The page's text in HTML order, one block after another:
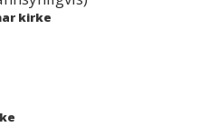
kirke